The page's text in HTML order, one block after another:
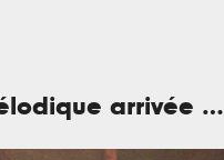
arrivée …